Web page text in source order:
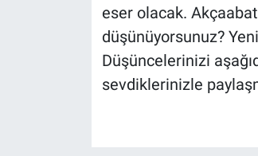
eser olacak.
düşünüyorsunuz?
Düşüncelerinizi
sevdiklerinizle